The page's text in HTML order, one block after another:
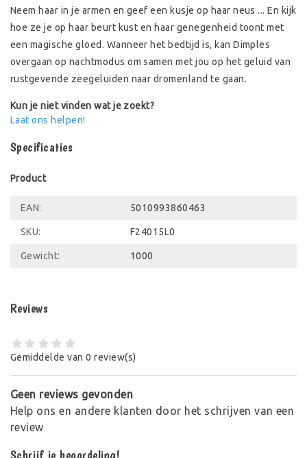
Neem haar in je armen en geef een kusje op haar neus ... En kijk
hoe ze je op haar beurt kust en haar genegenheid toont met
een magische gloed. Wanneer het bedtijd is, kan Dimples
overgaan op nachtmodus om samen met jou op het geluid van
rustgevende zeegeluiden naar dromenland te gaan.
Kun je niet vinden wat je zoekt?
Laat ons helpen!
Specificaties
Product
EAN: 5010993860463
SKU: F24015L0
Gewicht: 1000
Reviews
Gemiddelde van 0 review(s)
Geen reviews gevonden
Help ons en andere klanten door het schrijven van een
review
Schrijf je beoordeling!